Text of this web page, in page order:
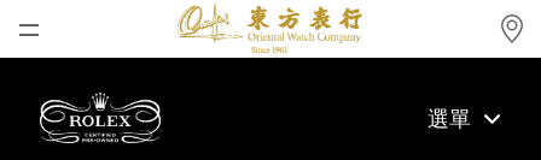
最新消息
選單